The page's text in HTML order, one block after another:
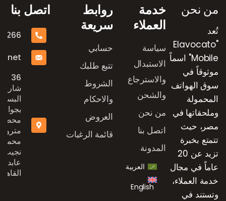
من نحن
تُعد
"Elavocato
Mobile" اسماً
موثوقاً في
سوق الهواتف
المحمولة
وملحقاتها في
مصر، حيث
تتمتع بخبرة
تزيد عن 20
عاماً في مجال
خدمة العملاء،
وتستند في
خدمة
العملاء
سياسة
الاستبدال
والاسترجاع
والشحن
من نحن
اتصل بنا
المدونة
العربية
English
روابط
سريعة
حسابي
تتبع طلبك
الشروط
والاحكام
العروض
قائمة الرغبات
اتصل بنا
36
شارع
بجوار
محطة
مترو
محمد
نجيب،